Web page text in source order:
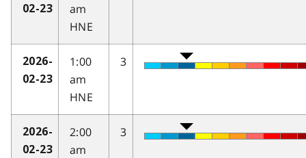
02-23
am
HNE
2026-
02-23
1:00
am
HNE
3
2026-
02-23
2:00
am
3